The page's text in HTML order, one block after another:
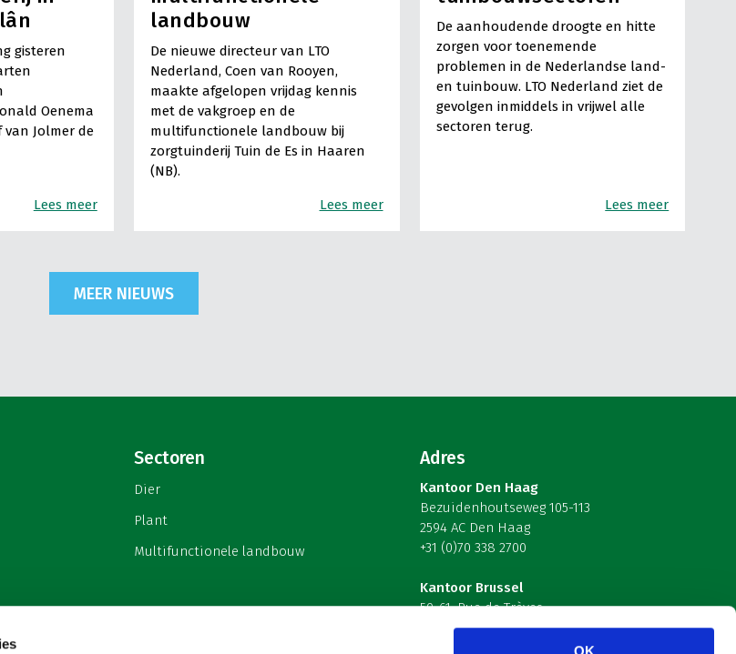
gisteren
Oenema
Jolmer de
Lees meer
landbouw
De nieuwe directeur van LTO
Nederland, Coen van Rooyen,
maakte afgelopen vrijdag kennis
met de vakgroep en de
multifunctionele landbouw bij
zorgtuinderij Tuin de Es in Haaren
(NB).
Lees meer
De aanhoudende droogte en hitte
zorgen voor toenemende
problemen in de Nederlandse land-
en tuinbouw. LTO Nederland ziet de
gevolgen inmiddels in vrijwel alle
sectoren terug.
Lees meer
MEER NIEUWS
Sectoren
Dier
Plant
Multifunctionele landbouw
Adres
Kantoor Den Haag
Bezuidenhoutseweg 105-113
2594 AC Den Haag
+31 (0)70 338 2700
Kantoor Brussel
59-61, Rue de Trèves
B-1040 Brussel – België